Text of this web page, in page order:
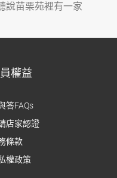
說苗栗苑裡有一家
權益
答FAQs
店家認證
條款
權政策